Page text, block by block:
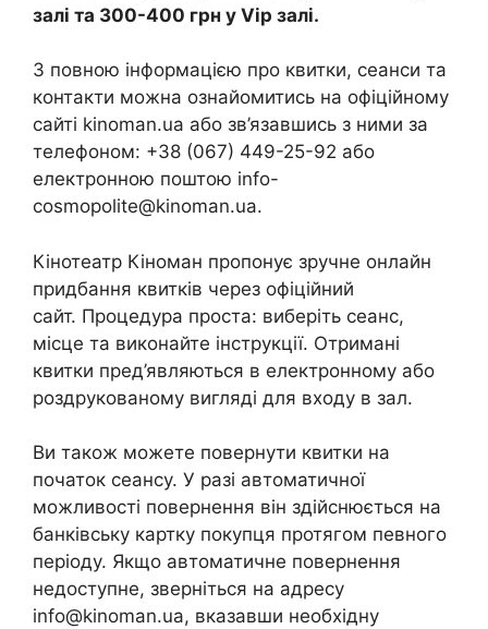
залі та 300-400 грн у Vip залі.
З повною інформацією про квитки, сеанси та
контакти можна ознайомитись на офіційному
сайті kinoman.ua або зв’язавшись з ними за
телефоном: +38 (067) 449-25-92 або
електронною поштою info-
cosmopolite@kinoman.ua.
Кінотеатр Кіноман пропонує зручне онлайн
придбання квитків через офіційний
сайт. Процедура проста: виберіть сеанс,
місце та виконайте інструкції. Отримані
квитки пред’являються в електронному або
роздрукованому вигляді для входу в зал.
Ви також можете повернути квитки на
початок сеансу. У разі автоматичної
можливості повернення він здійснюється на
банківську картку покупця протягом певного
періоду. Якщо автоматичне повернення
недоступне, зверніться на адресу
info@kinoman.ua, вказавши необхідну